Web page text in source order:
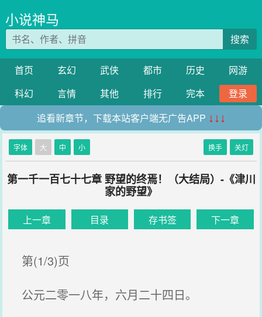
小说神马
搜索
首页 玄幻 武侠 都市 历史
网游
科幻
言情 其他 排行 完本
登录
追看新章节，下载本站客户端无广告APP ↓↓↓
字体 大 中 小 换手 关灯
第一千一百七十七章 野望的终焉！（大结局）-《津川
家的野望》
上一章 目录 存书签 下一章
第(1/3)页
公元二零一八年，六月二十四日。